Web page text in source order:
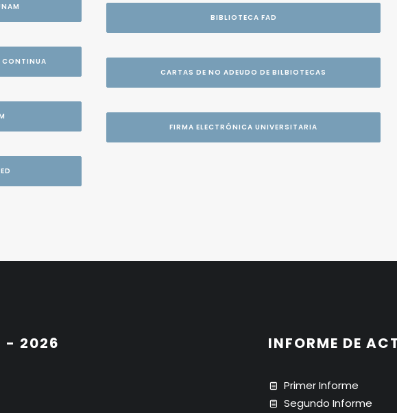
CONTINUA
BIBLIOTECA FAD
CARTAS DE NO ADEUDO DE BILBIOTECAS
FIRMA ELECTRÓNICA UNIVERSITARIA
- 2026 INFORME DE
Primer Informe
Segundo Informe